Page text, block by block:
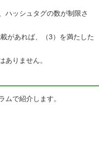
ハッシュタグの数が制限さ
があれば、（3）を満たした
りません。
ムで紹介します。